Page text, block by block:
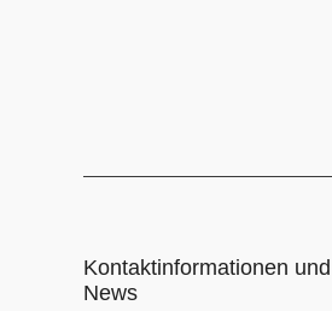
Kontaktinformationen und
News